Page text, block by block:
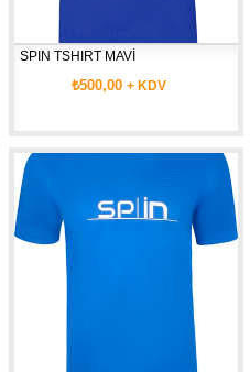
SPIN TSHIRT MAVİ
₺500,00+ KDV